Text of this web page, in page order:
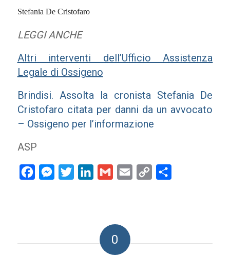
Stefania De Cristofaro
LEGGI ANCHE
Altri interventi dell’Ufficio Assistenza
Legale di Ossigeno
Brindisi. Assolta la cronista Stefania De
Cristofaro citata per danni da un avvocato
– Ossigeno per l’informazione
ASP
FacebookMessenger
Twitter LinkedInGmail Email
Copy
0